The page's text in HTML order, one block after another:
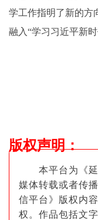
学工作指明了新的方
融入“学习习近平新
版权声明：
本平台为《延
媒体转载或者传
信平台》版权内
权。作品包括文